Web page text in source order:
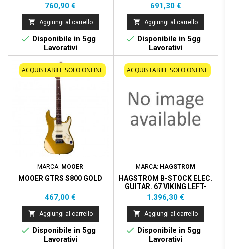
Prezzo
760,90 €
 Aggiungi al carrello
 Disponibile in 5gg
Lavorativi
Prezzo
691,30 €
 Aggiungi al carrello
 Disponibile in 5gg
Lavorativi
ACQUISTABILE SOLO ONLINE
MARCA: MOOER
MOOER GTRS S800 GOLD
Prezzo
467,00 €
 Aggiungi al carrello
 Disponibile in 5gg
Lavorativi
ACQUISTABILE SOLO ONLINE
MARCA: HAGSTROM
HAGSTROM B-STOCK ELEC.
GUITAR. 67 VIKING LEFT-
WILD CHERRY
Prezzo
1.396,30 €
 Aggiungi al carrello
 Disponibile in 5gg
Lavorativi